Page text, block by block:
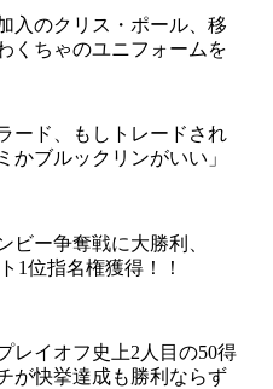
入のクリス・ポール、移
くちゃのユニフォームを
ード、もしトレードされ
かブルックリンがいい」
ビー争奪戦に大勝利、
1位指名権獲得！！
レイオフ史上2人目の50得
が快挙達成も勝利ならず